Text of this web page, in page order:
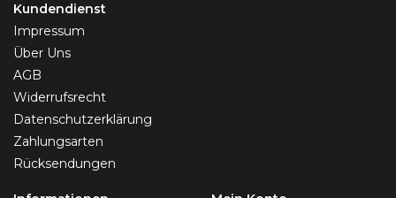
Kundendienst
Impressum
Über Uns
AGB
Widerrufsrecht
Datenschutzerklärung
Zahlungsarten
Rücksendungen